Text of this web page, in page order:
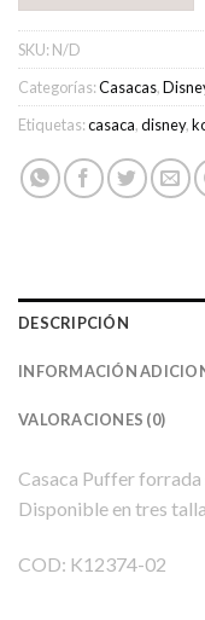
SKU: N/D
Categorías:Casacas,
Etiquetas:casaca,disney,
DESCRIPCIÓN
INFORMACIÓN
VALORACIONES (0)
Casaca Puffer
Disponible en tres
COD: K12374-02